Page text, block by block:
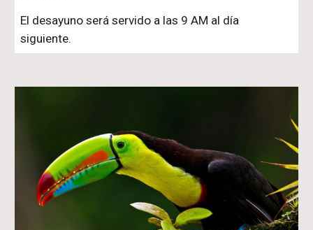
El desayuno será servido a las 9 AM al día
siguiente.